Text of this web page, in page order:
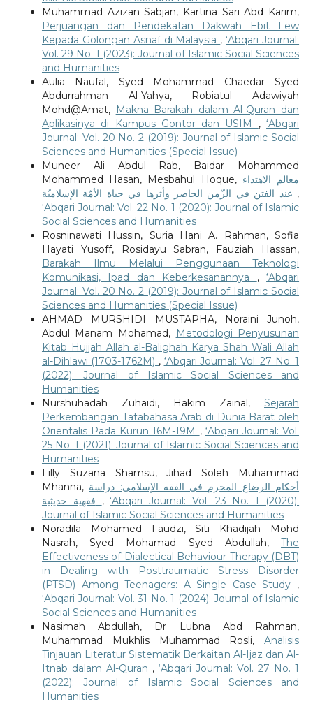
Muhammad Azizan Sabjan, Kartina Sari Abd Karim,
Perjuangan dan Pendekatan Dakwah Ebit Lew
Kepada Golongan Asnaf di Malaysia ,‘Abqari Journal:
Vol. 29 No. 1 (2023): Journal of Islamic Social Sciences
and Humanities
Aulia Naufal, Syed Mohammad Chaedar Syed
Abdurrahman Al-Yahya, Robiatul Adawiyah
Mohd@Amat, Makna Barakah dalam Al-Quran dan
Aplikasinya di Kampus Gontor dan USIM ,‘Abqari
Journal: Vol. 20 No. 2 (2019): Journal of Islamic Social
Sciences and Humanities (Special Issue)
Muneer Ali Abdul Rab, Baidar Mohammed
Mohammed Hasan, Mesbahul Hoque, معالم الاهتداء
,
‘Abqari Journal: Vol. 22 No. 1 (2020): Journal of Islamic
Social Sciences and Humanities
Rosninawati Hussin, Suria Hani A. Rahman, Sofia
Hayati Yusoff, Rosidayu Sabran, Fauziah Hassan,
Barakah Ilmu Melalui Penggunaan Teknologi
Komunikasi, Ipad dan Keberkesanannya ,‘Abqari
Journal: Vol. 20 No. 2 (2019): Journal of Islamic Social
Sciences and Humanities (Special Issue)
AHMAD MURSHIDI MUSTAPHA, Noraini Junoh,
Abdul Manam Mohamad, Metodologi Penyusunan
Kitab Hujjah Allah al-Balighah Karya Shah Wali Allah
al-Dihlawi (1703-1762M) , ‘Abqari Journal: Vol. 27 No. 1
(2022): Journal of Islamic Social Sciences and
Humanities
Nurshuhadah Zuhaidi, Hakim Zainal,Sejarah
Perkembangan Tatabahasa Arab di Dunia Barat oleh
Orientalis Pada Kurun 16M-19M , ‘Abqari Journal: Vol.
25 No. 1 (2021): Journal of Islamic Social Sciences and
Humanities
Lilly Suzana Shamsu, Jihad Soleh Muhammad
Mhanna, أحكام الرضاع المحرم في الفقه الإسلامي: دراسة
,‘Abqari Journal: Vol. 23 No. 1 (2020):
Journal of Islamic Social Sciences and Humanities
Noradila Mohamed Faudzi, Siti Khadijah Mohd
Nasrah, Syed Mohamad Syed Abdullah,The
Effectiveness of Dialectical Behaviour Therapy (DBT)
in Dealing with Posttraumatic Stress Disorder
(PTSD) Among Teenagers: A Single Case Study ,
‘Abqari Journal: Vol. 31 No. 1 (2024): Journal of Islamic
Social Sciences and Humanities
Nasimah Abdullah, Dr Lubna Abd Rahman,
Muhammad Mukhlis Muhammad Rosli,Analisis
Tinjauan Literatur Sistematik Berkaitan Al-Ijaz dan Al-
Itnab dalam Al-Quran ,‘Abqari Journal: Vol. 27 No. 1
(2022): Journal of Islamic Social Sciences and
Humanities